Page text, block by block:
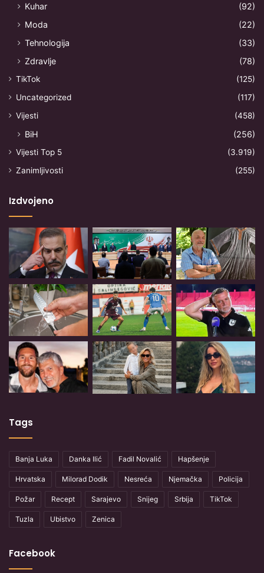
Kuhar
(92)
Moda
(22)
Tehnologija
(33)
Zdravlje
(78)
TikTok
(125)
Uncategorized
(117)
Vijesti
(458)
BiH (256)
Vijesti Top 5
(3.919)
Zanimljivosti
(255)
Izdvojeno
Tags
Banja Luka Danka Ilić Fadil Novalić Hapšenje
Hrvatska Milorad Dodik Nesreća Njemačka Policija
Požar Recept Sarajevo Snijeg Srbija TikTok
Tuzla Ubistvo Zenica
Facebook